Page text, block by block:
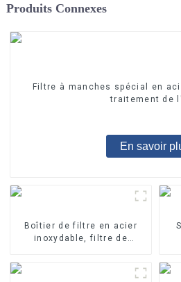
Produits Connexes
Filtre à manches spécial en
traitement de
En savoir
Boîtier de filtre en acier
inoxydable, filtre de